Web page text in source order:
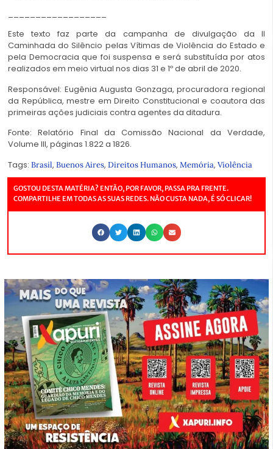
Este texto faz parte da campanha de divulgação da II
Caminhada do Silêncio pelas Vítimas de Violência do Estado e
pela Democracia que foi suspensa e será substituída por atos
realizados em meio virtual nos dias 31 e 1º de abril de 2020.
Responsável: Eugênia Augusta Gonzaga, procuradora regional
da República, mestre em Direito Constitucional e coautora das
primeiras ações judiciais contra agentes da ditadura.
Fonte: Relatório Final da Comissão Nacional da Verdade,
Volume III, páginas 1.822 a 1826.
Tags: Brasil, Buenos Aires, Direitos Humanos, Memória, Violência
GOSTOU DESTA MATÉRIA? ENTÃO, POR FAVOR, PASSA PRA FRENTE.
COMPARTILHE EM TODAS AS SUAS REDES. NÃO CUSTA NADA, É SÓ CLICAR!